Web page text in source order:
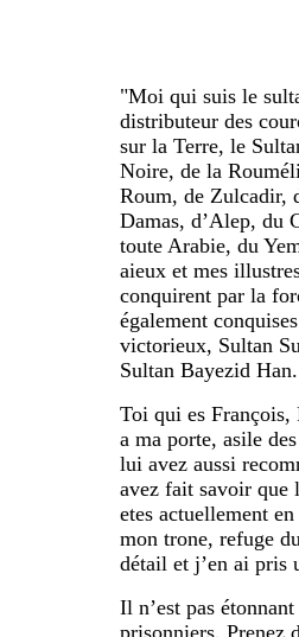
"Moi qui suis le
distributeur des
sur la Terre, le
Noire, de la
Roum, de Zulcadir,
Damas, d’Alep, du
toute Arabie, du
aieux et mes
conquirent par la
également
victorieux, Sultan
Sultan Bayezid Han.
Toi qui es François,
a ma porte, asile
lui avez aussi
avez fait savoir que
etes actuellement
mon trone, refuge
détail et j’en ai pris
Il n’est pas